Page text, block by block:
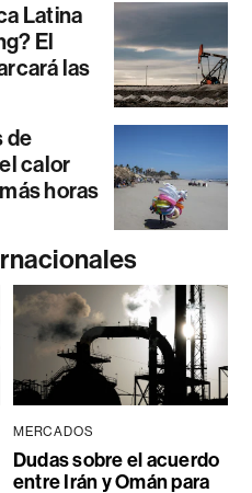
Latina
El
las
de
calor
horas
MERCADOS
Dudas sobre el acuerdo
entre Irán y Omán para